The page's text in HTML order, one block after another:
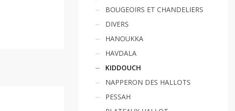
BOUGEOIRS ET CHANDELIERS
DIVERS
HANOUKKA
HAVDALA
KIDDOUCH
NAPPERON DES HALLOTS
PESSAH